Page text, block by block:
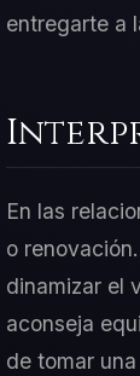
entregarte a
En las
o
dinamizar el
aconseja
de tomar